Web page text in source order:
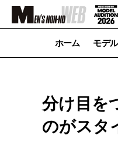
ホーム モデ
分け目を
のがスタ